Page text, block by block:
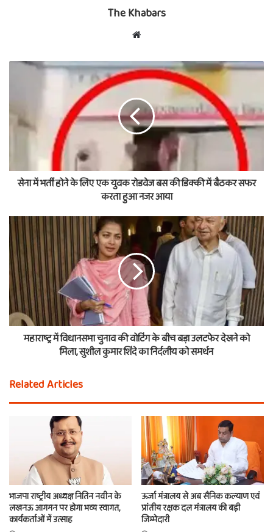
The Khabars
Website
सेना में भर्ती होने के लिए एक युवक रोडवेज बस की डिक्की में बैठकर सफर
करता हुआ नजर आया
महाराष्ट्र में विधानसभा चुनाव की वोटिंग के बीच बड़ा उलटफेर देखने को
मिला, सुशील कुमार शिंदे का निर्दलीय को समर्थन
Related Articles
भाजपा राष्ट्रीय अध्यक्ष नितिन नवीन के
लखनऊ आगमन पर होगा भव्य स्वागत,
कार्यकर्ताओं में उत्साह
ऊर्जा मंत्रालय से अब सैनिक कल्याण एवं
प्रांतीय रक्षक दल मंत्रालय की बड़ी
जिम्मेदारी